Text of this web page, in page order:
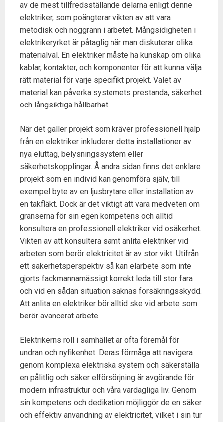
av de mest tillfredsställande delarna enligt denne
elektriker, som poängterar vikten av att vara
metodisk och noggrann i arbetet. Mångsidigheten i
elektrikeryrket är påtaglig när man diskuterar olika
materialval. En elektriker måste ha kunskap om olika
kablar, kontakter, och komponenter för att kunna välja
rätt material för varje specifikt projekt. Valet av
material kan påverka systemets prestanda, säkerhet
och långsiktiga hållbarhet.
När det gäller projekt som kräver professionell hjälp
från en elektriker inkluderar detta installationer av
nya eluttag, belysningssystem eller
säkerhetskopplingar. Å andra sidan finns det enklare
projekt som en individ kan genomföra själv, till
exempel byte av en ljusbrytare eller installation av
en takfläkt. Dock är det viktigt att vara medveten om
gränserna för sin egen kompetens och alltid
konsultera en professionell elektriker vid osäkerhet.
Vikten av att konsultera samt anlita elektriker vid
arbeten som berör elektricitet är av stor vikt. Utifrån
ett säkerhetsperspektiv så kan elarbete som inte
gjorts fackmannamässigt korrekt leda till stor fara
och vid en sådan situation saknas försäkringsskydd.
Att anlita en elektriker bör alltid ske vid arbete som
berör avancerat arbete.
Elektrikerns roll i samhället är ofta föremål för
undran och nyfikenhet. Deras förmåga att navigera
genom komplexa elektriska system och säkerställa
en pålitlig och säker elförsörjning är avgörande för
modern infrastruktur och våra vardagliga liv. Genom
sin kompetens och dedikation möjliggör de en säker
och effektiv användning av elektricitet, vilket i sin tur